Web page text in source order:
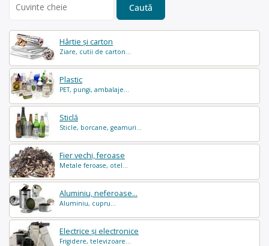
Hârtie și carton
Ziare, cutii de carton...
Plastic
PET, pungi, ambalaje...
Sticlă
Sticle, borcane, geamuri...
Fier vechi, feroase
Metale feroase, otel...
Aluminiu, neferoase...
Aluminiu, cupru...
Electrice și electronice
Frigidere, televizoare...
for: